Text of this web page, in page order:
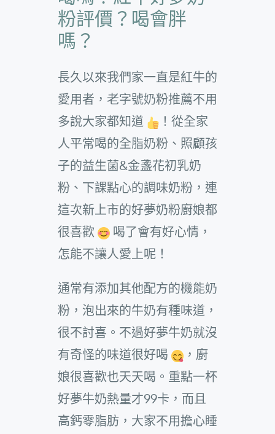
粉評價？喝會胖
嗎？
長久以來我們家一直是紅牛的
愛用者，老字號奶粉推薦不用
多說大家都知道
！從全家
人平常喝的全脂奶粉、照顧孩
子的益生菌&金盞花初乳奶
粉、下課點心的調味奶粉，連
這次新上市的好夢奶粉廚娘都
很喜歡
喝了會有好心情，
怎能不讓人愛上呢！
通常有添加其他配方的機能奶
粉，泡出來的牛奶有種味道，
很不討喜。不過好夢牛奶就沒
有奇怪的味道很好喝
，廚
娘很喜歡也天天喝。重點一杯
好夢牛奶熱量才99卡，而且
高鈣零脂肪，大家不用擔心睡